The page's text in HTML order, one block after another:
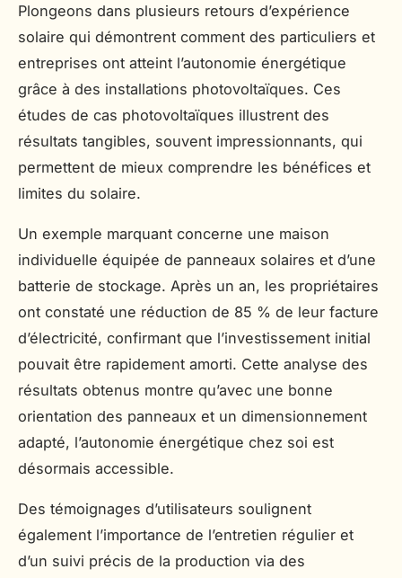
Plongeons dans plusieurs retours d’expérience
solaire qui démontrent comment des particuliers et
entreprises ont atteint l’autonomie énergétique
grâce à des installations photovoltaïques. Ces
études de cas photovoltaïques illustrent des
résultats tangibles, souvent impressionnants, qui
permettent de mieux comprendre les bénéfices et
limites du solaire.
Un exemple marquant concerne une maison
individuelle équipée de panneaux solaires et d’une
batterie de stockage. Après un an, les propriétaires
ont constaté une réduction de 85 % de leur facture
d’électricité, confirmant que l’investissement initial
pouvait être rapidement amorti. Cette analyse des
résultats obtenus montre qu’avec une bonne
orientation des panneaux et un dimensionnement
adapté, l’autonomie énergétique chez soi est
désormais accessible.
Des témoignages d’utilisateurs soulignent
également l’importance de l’entretien régulier et
d’un suivi précis de la production via des